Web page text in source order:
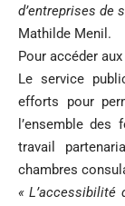
d’entreprises de
Mathilde Menil.
Pour accéder
Le service
efforts pour
l’ensemble des
travail
chambres
« L’accessibilité